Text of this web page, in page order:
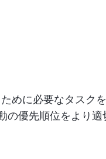
めに必要なタスク
の優先順位をより適